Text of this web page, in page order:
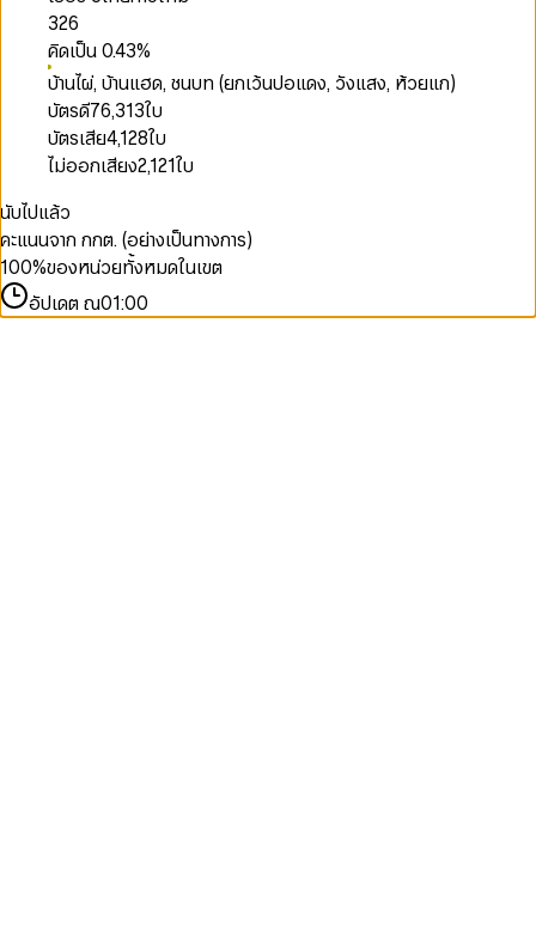
326
คิดเป็น0.43%
บ้านไผ่, บ้านแฮด, ชนบท (ยกเว้นปอแดง, วังแสง, ห้วยแก)
บัตรดี76,313ใบ
บัตรเสีย4,128ใบ
ไม่ออกเสียง2,121ใบ
นับไปแล้ว
คะแนนจาก กกต. (อย่างเป็นทางการ)
100%ของหน่วยทั้งหมดในเขต
อัปเดต ณ01:00